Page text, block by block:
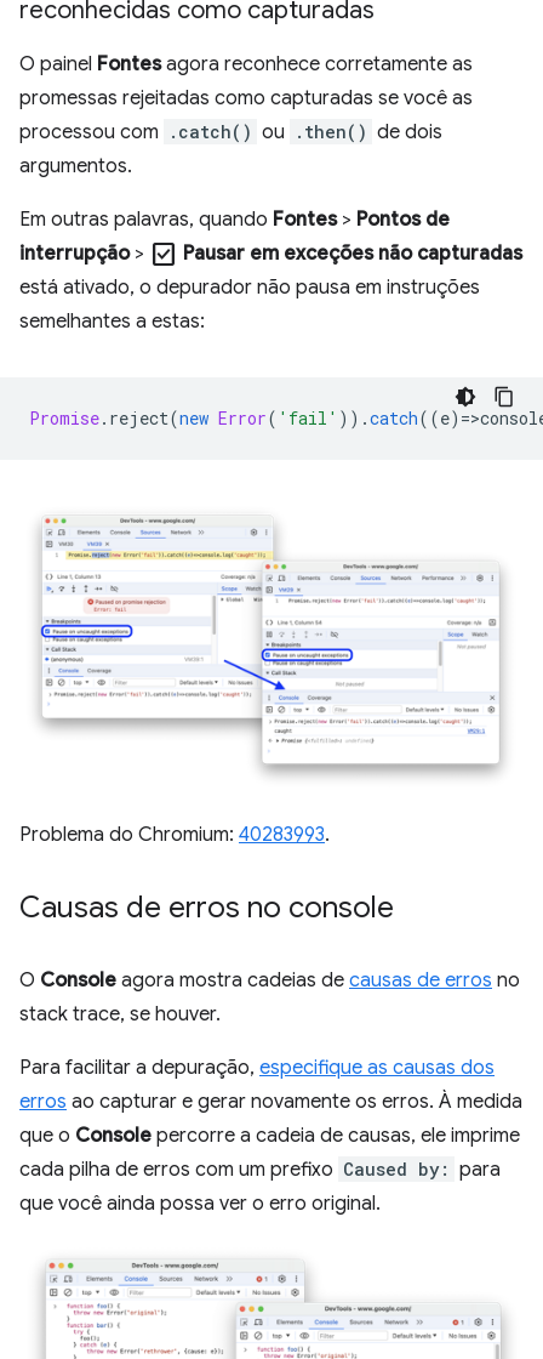
reconhecidas como capturadas
O painel Fontesagora reconhece corretamente as
promessas rejeitadas como capturadas se você as
processou com
.catch() ou .then() de dois
argumentos.
Em outras palavras, quando Fontes> Pontos de
interrupção> check_box Pausar em exceções não capturadas
está ativado, o depurador não pausa em instruções
semelhantes a estas:
Promise. reject(new Error( 'fail' )).catch((e) =>
Problema do Chromium: 40283993.
Causas de erros no console
O Console agora mostra cadeias de causas de erros no
stack trace, se houver.
Para facilitar a depuração, especifique as causas dos
erros ao capturar e gerar novamente os erros. À medida
que o Console percorre a cadeia de causas, ele imprime
cada pilha de erros com um prefixo Caused by: para
que você ainda possa ver o erro original.